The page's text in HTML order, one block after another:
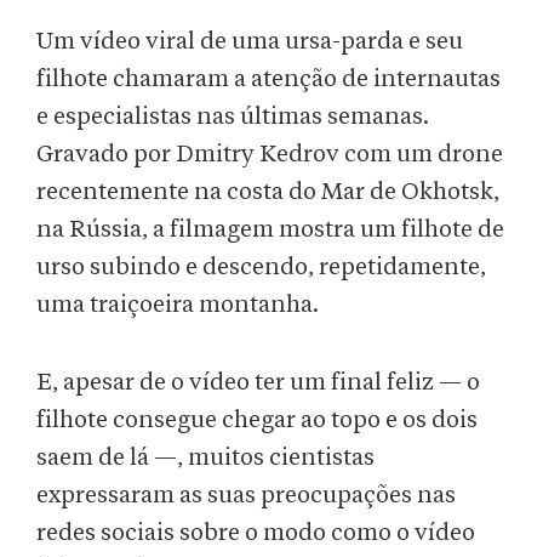
Um vídeo viral de uma ursa-parda e seu
filhote chamaram a atenção de internautas
e especialistas nas últimas semanas.
Gravado por Dmitry Kedrov com um drone
recentemente na costa do Mar de Okhotsk,
na Rússia, a filmagem mostra um filhote de
urso subindo e descendo, repetidamente,
uma traiçoeira montanha.
E, apesar de o vídeo ter um final feliz — o
filhote consegue chegar ao topo e os dois
saem de lá —, muitos cientistas
expressaram as suas preocupações nas
redes sociais sobre o modo como o vídeo